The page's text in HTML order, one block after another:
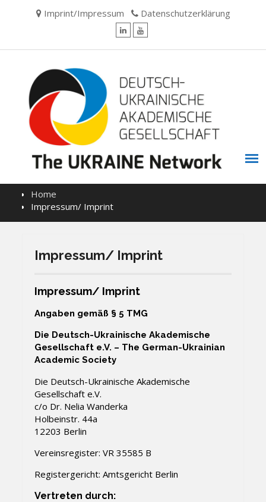
Imprint/Impressum Datenschutzerklärung
Home
Impressum/ Imprint
Impressum/ Imprint
Impressum/ Imprint
Angaben gemäß § 5 TMG
Die Deutsch-Ukrainische Akademische
Gesellschaft e.V. – The German-Ukrainian
Academic Society
Die Deutsch-Ukrainische Akademische
Gesellschaft e.V.
c/o Dr. Nelia Wanderka
Holbeinstr. 44a
12203 Berlin
Vereinsregister: VR 35585 B
Registergericht: Amtsgericht Berlin
Vertreten durch: